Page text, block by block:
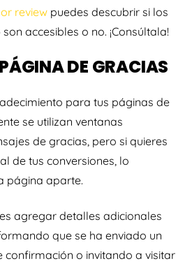
review puedes descubrir si los
accesibles o no. ¡Consúltala!
DE GRACIAS
para tus páginas de
se utilizan ventanas
de gracias, pero si quieres
de tus conversiones, lo
página aparte.
agregar detalles adicionales
que se ha enviado un
confirmación o invitando a visitar